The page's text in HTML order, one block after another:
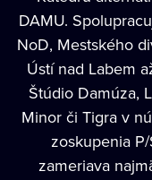
DAMU.
NoD, Mestského
Ústí nad Labem
Štúdio Damúza,
Minor či Tigra v
zoskupenia
zameriava